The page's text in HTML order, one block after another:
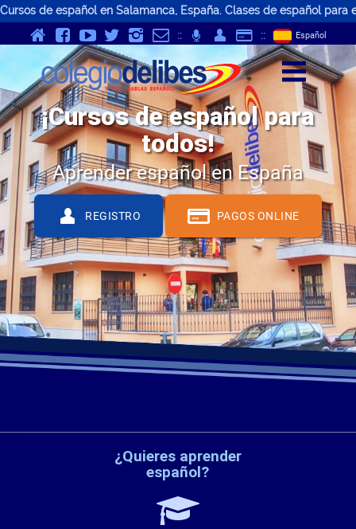
Cursos de español en Salamanca, España. Clases de español para
v Y K } - p :: ; Q S :: Español
z
¡Cursos de español para
todos!
Aprender español en España
Q REGISTRO S PAGOS ONLINE
¿Quieres aprender
español?
s